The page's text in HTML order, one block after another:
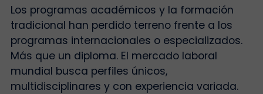
Los programas académicos y la formación
tradicional han perdido terreno frente a los
programas internacionales o especializados.
Más que un diploma. El mercado laboral
mundial busca perfiles únicos,
multidisciplinares y con experiencia variada.